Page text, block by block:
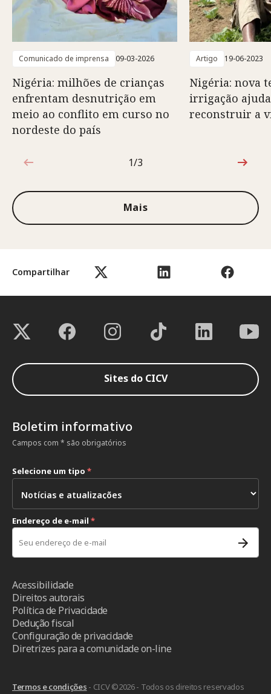
Compartilhar
Comunicado de imprensa 09-03-2026
Nigéria: milhões de crianças
enfrentam desnutrição em
meio ao conflito em curso no
nordeste do país
Artigo 19-06-2023
Nigéria: nova
irrigação
reconstruir a
1 de 3
1/3
Mais
Sites do CICV
Boletim informativo
Campos com * são obrigatórios
Selecione um tipo *
Endereço de e-mail *
Acessibilidade
Direitos autorais
Política de Privacidade
Dedução fiscal
Configuração de privacidade
Diretrizes para a comunidade on-line
Termos e condições - CICV ©2026 - Todos os direitos reservados